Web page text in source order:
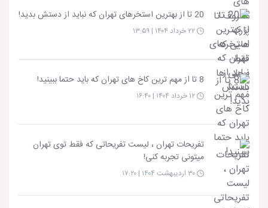
20 تا از بهترین استخرهای تهران که نباید از دستش بدید!
8 تا از مهم ترین کاخ های تهران که باید حتما ببینید!
تفریحات تهران ، لیست تفریحاتی که فقط توی تهران
میتونی تجربه کنی!